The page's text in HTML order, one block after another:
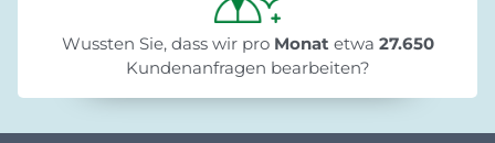
Wussten Sie, dass wir pro Monat etwa 27.650
Kundenanfragen bearbeiten?